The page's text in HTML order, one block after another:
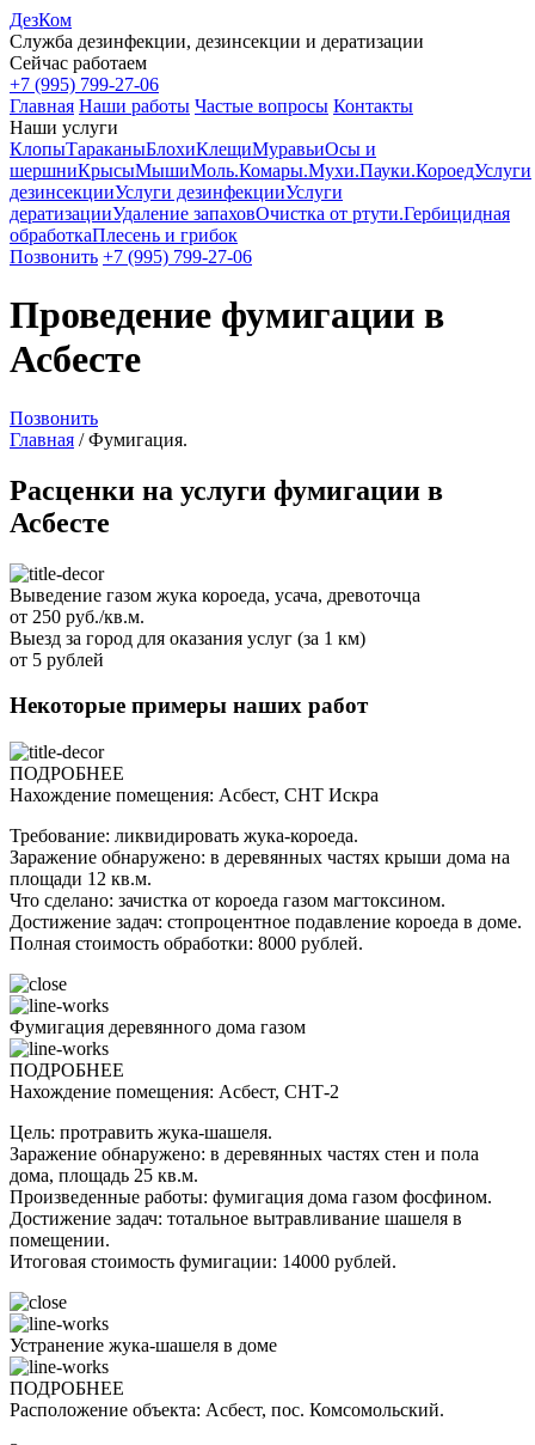
ДезКом
Служба дезинфекции, дезинсекции и дератизации
Сейчас работаем
+7 (995) 799-27-06
Главная Наши работы Частые вопросы Контакты
Наши услуги
КлопыТараканыБлохиКлещиМуравьиОсы и
шершниКрысыМышиМоль.Комары.Мухи.Пауки.КороедУслуги
дезинсекцииУслуги дезинфекцииУслуги
дератизацииУдаление запаховОчистка от ртути.Гербицидная
обработкаПлесень и грибок
Позвонить +7 (995) 799-27-06
Проведение фумигации в
Асбесте
Позвонить
Главная /Фумигация.
Расценки на услуги фумигации в
Асбесте
Выведение газом жука короеда, усача, древоточца
от 250 руб./кв.м.
Выезд за город для оказания услуг (за 1 км)
от 5 рублей
Некоторые примеры наших работ
ПОДРОБНЕЕ
Нахождение помещения: Асбест, СНТ Искра
Требование: ликвидировать жука-короеда.
Заражение обнаружено: в деревянных частях крыши дома на
площади 12 кв.м.
Что сделано: зачистка от короеда газом магтоксином.
Достижение задач: стопроцентное подавление короеда в доме.
Полная стоимость обработки: 8000 рублей.
Фумигация деревянного дома газом
ПОДРОБНЕЕ
Нахождение помещения: Асбест, СНТ-2
Цель: протравить жука-шашеля.
Заражение обнаружено: в деревянных частях стен и пола
дома, площадь 25 кв.м.
Произведенные работы: фумигация дома газом фосфином.
Достижение задач: тотальное вытравливание шашеля в
помещении.
Итоговая стоимость фумигации: 14000 рублей.
Устранение жука-шашеля в доме
ПОДРОБНЕЕ
Расположение объекта: Асбест, пос. Комсомольский.